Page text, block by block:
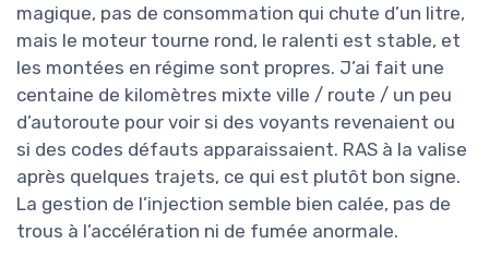
magique, pas de consommation qui chute d’un litre,
mais le moteur tourne rond, le ralenti est stable, et
les montées en régime sont propres. J’ai fait une
centaine de kilomètres mixte ville / route / un peu
d’autoroute pour voir si des voyants revenaient ou
si des codes défauts apparaissaient. RAS à la valise
après quelques trajets, ce qui est plutôt bon signe.
La gestion de l’injection semble bien calée, pas de
trous à l’accélération ni de fumée anormale.